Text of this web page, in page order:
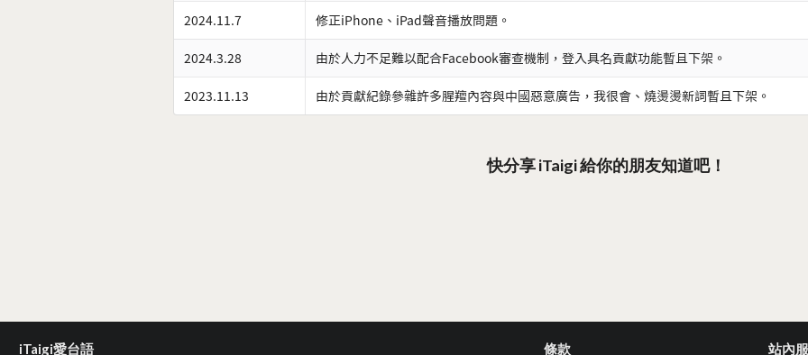
2024.11.7 修正iPhone、iPad聲音播放問題。
2024.3.28 由於人力不足難以配合Facebook審查機制，登入具名貢獻功能暫且下架。
2023.11.13 由於貢獻紀錄參雜許多腥羶內容與中國惡意廣告，我很會、燒燙燙新詞暫且下架。
快分享 iTaigi 給你的朋友知道吧！
iTaigi愛台語 條款 站內